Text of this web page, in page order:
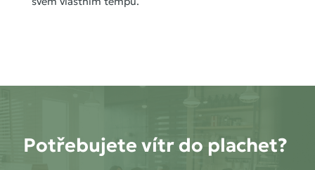
Potřebujete vítr do plachet?